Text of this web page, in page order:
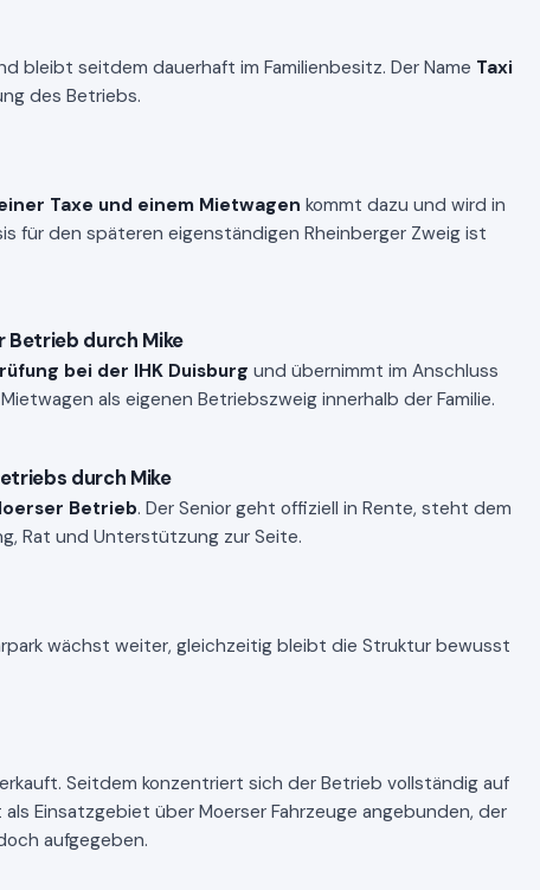
bleibt seitdem dauerhaft im Familienbesitz. Der Name Taxi
des Betriebs.
Taxe und einem Mietwagen kommt dazu und wird in
für den späteren eigenständigen Rheinberger Zweig ist
Betrieb durch Mike
bei der IHK Duisburg und übernimmt im Anschluss
als eigenen Betriebszweig innerhalb der Familie.
durch Mike
Betrieb. Der Senior geht offiziell in Rente, steht dem
Rat und Unterstützung zur Seite.
wächst weiter, gleichzeitig bleibt die Struktur bewusst
Seitdem konzentriert sich der Betrieb vollständig auf
als Einsatzgebiet über Moerser Fahrzeuge angebunden, der
aufgegeben.